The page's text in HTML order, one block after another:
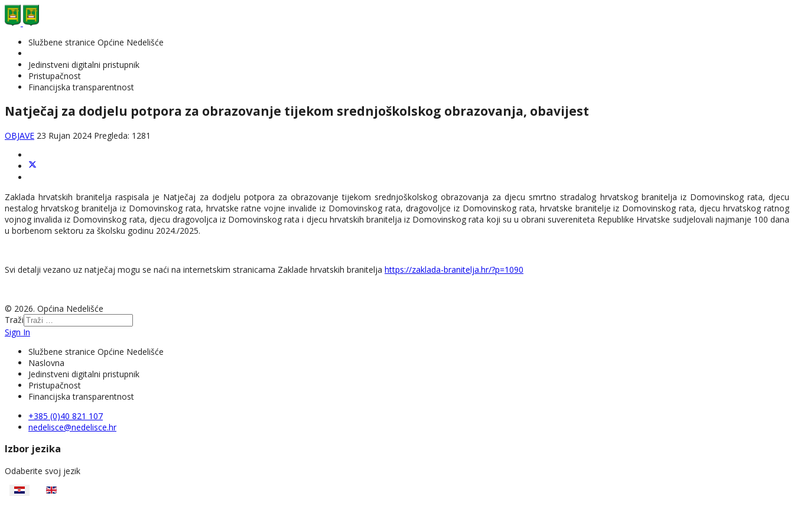
Službene stranice Općine Nedelišće
Jedinstveni digitalni pristupnik
Pristupačnost
Financijska transparentnost
Natječaj za dodjelu potpora za obrazovanje tijekom srednjoškolskog obrazovanja, obavijest
OBJAVE 23 Rujan 2024 Pregleda: 1281
Zaklada hrvatskih branitelja raspisala je Natječaj za dodjelu potpora za obrazovanje tijekom srednjoškolskog obrazovanja za djecu smrtno stradalog hrvatskog branitelja iz Domovinskog rata, djecu
nestalog hrvatskog branitelja iz Domovinskog rata, hrvatske ratne vojne invalide iz Domovinskog rata, dragovoljce iz Domovinskog rata, hrvatske branitelje iz Domovinskog rata, djecu hrvatskog ratnog
vojnog invalida iz Domovinskog rata, djecu dragovoljca iz Domovinskog rata i djecu hrvatskih branitelja iz Domovinskog rata koji su u obrani suvereniteta Republike Hrvatske sudjelovali najmanje 100 dana
u borbenom sektoru za školsku godinu 2024./2025.
Svi detalji vezano uz natječaj mogu se naći na internetskim stranicama Zaklade hrvatskih branitelja https://zaklada-branitelja.hr/?p=1090
© 2026. Općina Nedelišće
Traži
Sign In
Službene stranice Općine Nedelišće
Naslovna
Jedinstveni digitalni pristupnik
Pristupačnost
Financijska transparentnost
+385 (0)40 821 107
nedelisce@nedelisce.hr
Izbor jezika
Odaberite svoj jezik